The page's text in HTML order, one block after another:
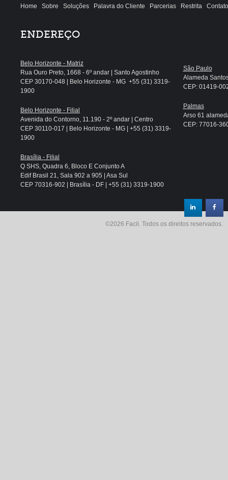
Home Sobre Soluções Palavra do Cliente Parcerias Restrita Contato
ENDEREÇO
Belo Horizonte - Matriz
Rua Ouro Preto, 1668 - 6º andar | Santo Agostinho
CEP 30170-048 | Belo Horizonte - MG +55 (31) 3319-
1900
Belo Horizonte - Filial
Avenida do Contorno, 11.190 - 2º andar | Centro
CEP 30110-017 | Belo Horizonte - MG | +55 (31) 3319-
1900
Brasília - Filial
Q SHS, Quadra 6, Bloco E Conjunto A
Edif Brasil 21, Sala 902 a 905 | Asa Sul
CEP 70316-902 | Brasília - DF | +55 (31) 3319-1900
São Paulo
Alameda
CEP: 01419-
Palmas
Arso 61
CEP: 77016-
.
©2026 Facil. Todos os direitos reservados.